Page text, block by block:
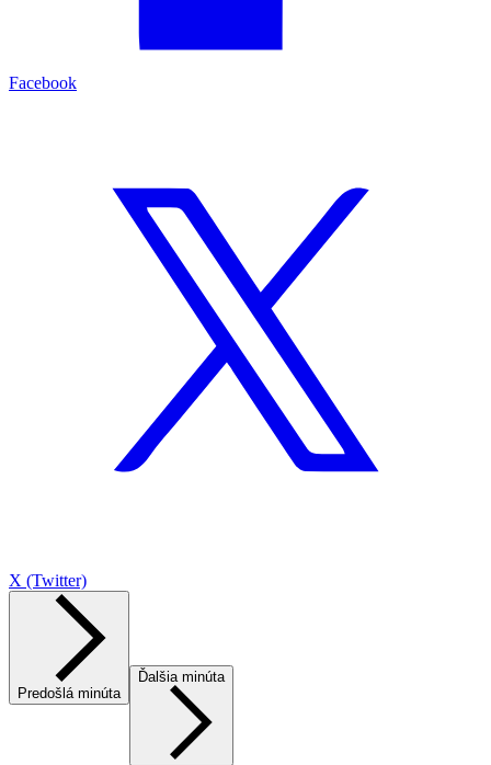
Facebook
X (Twitter)
Predošlá minúta
Ďalšia minúta